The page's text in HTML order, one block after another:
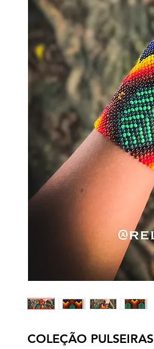
COLEÇÃO PULSEIRAS